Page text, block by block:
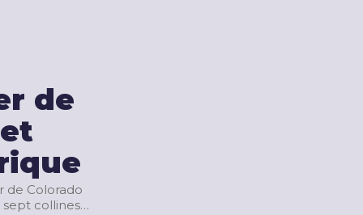
de
de Colorado
collines…